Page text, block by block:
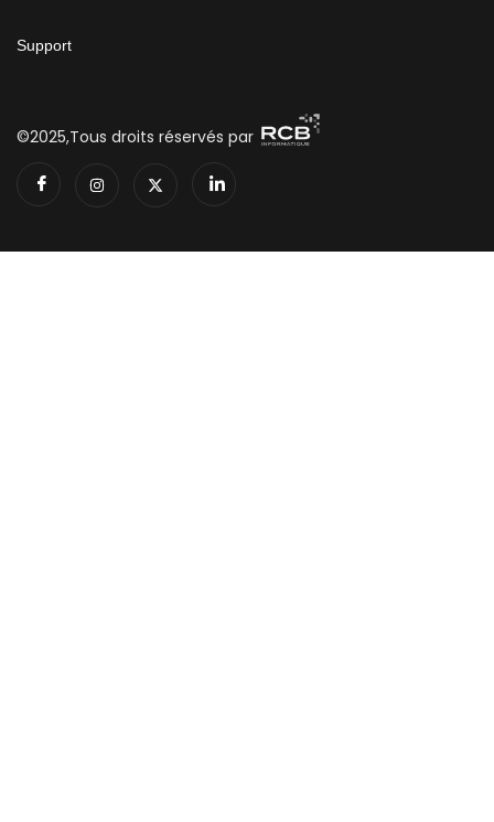
Support
©2025,Tous droits réservés par